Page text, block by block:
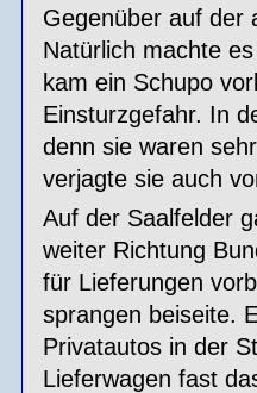
Gegenüber auf der
Natürlich machte
kam ein Schupo
Einsturzgefahr. In
denn sie waren
verjagte sie auch
Auf der Saalfelder
weiter Richtung
für Lieferungen
sprangen beiseite.
Privatautos in der
Lieferwagen fast